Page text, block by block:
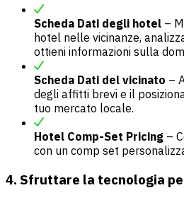
Scheda Dati degli hotel –
hotel nelle vicinanze,
ottieni informazioni sulla
Scheda Dati del vicinato –
degli affitti brevi e il
tuo mercato locale.
Hotel Comp-Set Pricing –
con un comp set
4. Sfruttare la tecnologia